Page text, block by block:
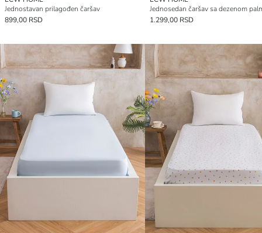
Jednostavan prilagođen čaršav
899,00 RSD
Jednosedan čaršav sa dezenom
1.299,00 RSD